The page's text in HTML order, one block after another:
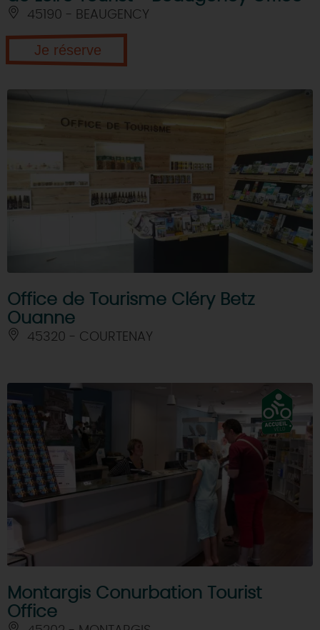
45190 - BEAUGENCY
Je réserve
Office de Tourisme Cléry Betz
Ouanne
45320 - COURTENAY
Montargis Conurbation Tourist
Office